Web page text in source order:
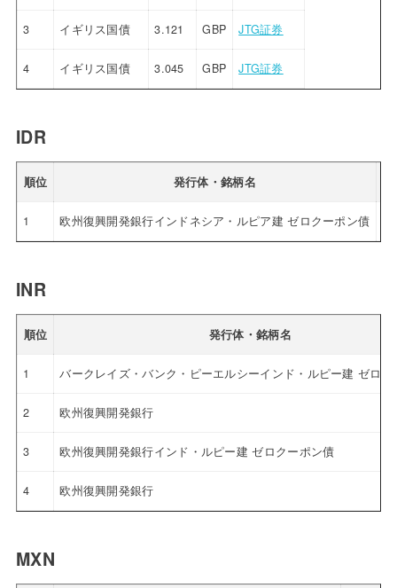
3 イギリス国債 3.121 GBP JTG証券
4 イギリス国債 3.045 GBP JTG証券
IDR
順位 発行体・銘柄名
1 欧州復興開発銀行インドネシア・ルピア建 ゼロクーポン債
INR
順位 発行体・銘柄名
1 バークレイズ・バンク・ピーエルシーインド・ルピー建 ゼロク
2 欧州復興開発銀行
3 欧州復興開発銀行インド・ルピー建 ゼロクーポン債
4 欧州復興開発銀行
MXN